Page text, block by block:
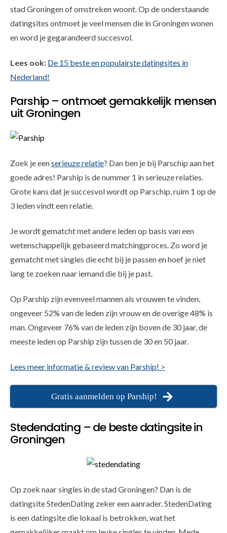
stad Groningen of omstreken woont. Op de onderstaande
datingsites ontmoet je veel mensen die in Groningen wonen
en word je gegarandeerd succesvol.
Lees ook: De 15 beste en populairste datingsites in
Nederland!
Parship – ontmoet gemakkelijk mensen
uit Groningen
Zoek je eenserieuze relatie? Dan ben je bij Parschip aan het
goede adres! Parship is de nummer 1 in serieuze relaties.
Grote kans dat je succesvol wordt op Parschip, ruim 1 op de
3 leden vindt een relatie.
Je wordt gematcht met andere leden op basis van een
wetenschappelijk gebaseerd matchingproces. Zo word je
gematcht met singles die echt bij je passen en hoef je niet
lang te zoeken naar iemand die bij je past.
Op Parship zijn evenveel mannen als vrouwen te vinden,
ongeveer 52% van de leden zijn vrouw en de overige 48% is
man. Ongeveer 76% van de leden zijn boven de 30 jaar, de
meeste leden op Parship zijn tussen de 30 en 50 jaar.
Lees meer informatie & review van Parship! >
Gratis aanmelden op Parship!
Stedendating – de beste datingsite in
Groningen
Op zoek naar singles in de stad Groningen? Dan is de
datingsite StedenDating zeker een aanrader. StedenDating
is een datingsite die lokaal is betrokken, wat het